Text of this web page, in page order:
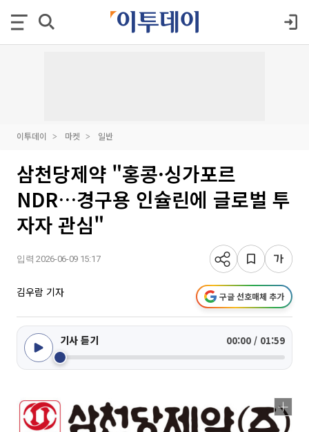
이투데이 마켓 일반
삼천당제약 "홍콩·싱가포르
NDR…경구용 인슐린에 글로벌 투
자자 관심"
입력 2026-06-09 15:17
김우람 기자 구글 선호매체 추가
기사 듣기 00:00 / 01:59